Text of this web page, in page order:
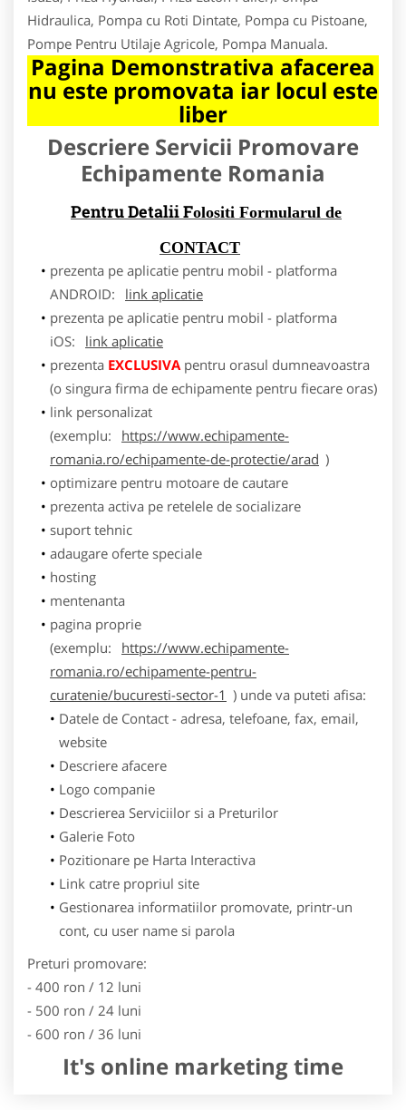
Hidraulica, Pompa cu Roti Dintate, Pompa cu Pistoane,
Pompe Pentru Utilaje Agricole, Pompa Manuala.
Pagina Demonstrativa afacerea
nu este promovata iar locul este
liber
Descriere Servicii Promovare
Echipamente Romania
Pentru Detalii Folositi Formularul de
CONTACT
prezenta pe aplicatie pentru mobil - platforma
ANDROID:
link aplicatie
prezenta pe aplicatie pentru mobil - platforma
iOS:
link aplicatie
prezenta EXCLUSIVApentru orasul dumneavoastra
(o singura firma de echipamente pentru fiecare oras)
link personalizat
(exemplu:
https://www.echipamente-
romania.ro/echipamente-de-protectie/arad )
optimizare pentru motoare de cautare
prezenta activa pe retelele de socializare
suport tehnic
adaugare oferte speciale
hosting
mentenanta
pagina proprie
(exemplu:
https://www.echipamente-
romania.ro/echipamente-pentru-
curatenie/bucuresti-sector-1 ) unde va puteti afisa:
Datele de Contact - adresa, telefoane, fax, email,
website
Descriere afacere
Logo companie
Descrierea Serviciilor si a Preturilor
Galerie Foto
Pozitionare pe Harta Interactiva
Link catre propriul site
Gestionarea informatiilor promovate, printr-un
cont, cu user name si parola
Preturi promovare:
- 400 ron / 12 luni
- 500 ron / 24 luni
- 600 ron / 36 luni
It's online marketing time